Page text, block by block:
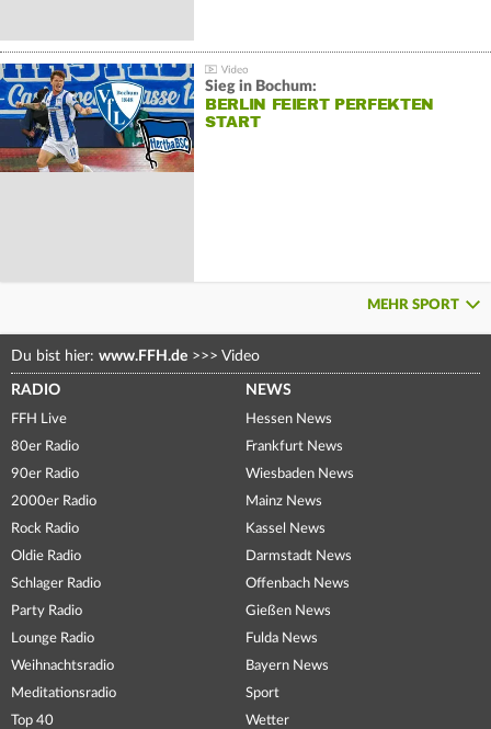
Sieg in Bochum:
BERLIN FEIERT PERFEKTEN
START
MEHR SPORT
Du bist hier: www.FFH.de >>> Video
RADIO
FFH Live
80er Radio
90er Radio
2000er Radio
Rock Radio
Oldie Radio
Schlager Radio
Party Radio
Lounge Radio
Weihnachtsradio
Meditationsradio
Top 40
NEWS
Hessen News
Frankfurt News
Wiesbaden News
Mainz News
Kassel News
Darmstadt News
Offenbach News
Gießen News
Fulda News
Bayern News
Sport
Wetter